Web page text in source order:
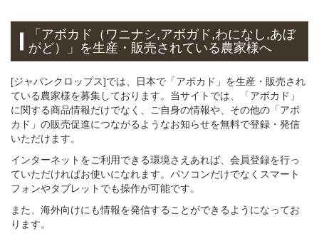
「アボカド（ワニナシ,アボガド,わになし,あぼ
がど）」 を生産・販売されている農家様へ
[ジャパンクロップス]では、日本で「アボカド」を生産・販売され
ている農家様を募集しております。当サイトでは、「アボカド」
に関する商品情報だけでなく、ご自身の情報や、その他の「アボ
カド」の販売促進につながるようなお知らせを無料で登録・発信
いただけます。
インターネットをご利用できる環境さえあれば、会員登録を行っ
ていただければお使いになれます。パソコンだけでなくスマート
フォンやタブレットでも操作が可能です。
また、海外向けにも情報を発信することができるようになってお
ります。